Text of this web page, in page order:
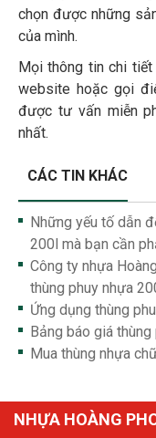
chọn được những
của mình.
Mọi thông tin chi
website hoặc gọi
được tư vấn miễn
nhất.
CÁC TIN KHÁC
Những yếu tố dẫn
200l mà bạn cần
Công ty nhựa
thùng phuy nhựa
Ứng dụng thùng
Bảng báo giá
Mua thùng nhựa
NHỰA HOÀNG